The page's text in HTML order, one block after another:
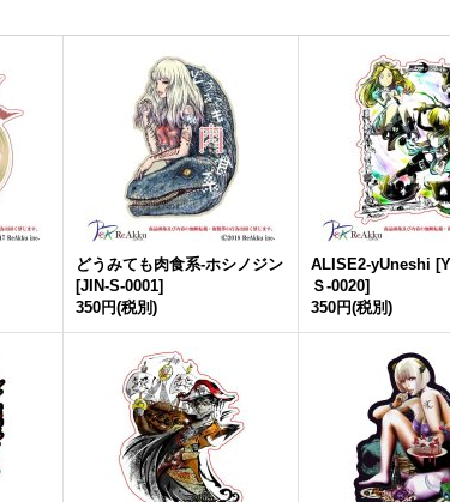
どうみても肉食系-ホシノジン
[JIN-S-0001]
350円(税別)
ALISE2-yUneshi [
Ｓ-0020]
350円(税別)